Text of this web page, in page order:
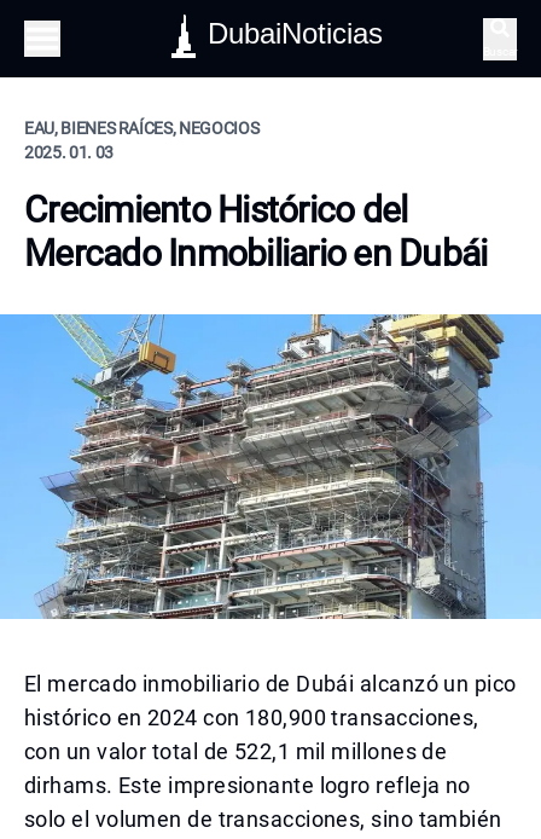
DubaiNoticias
EAU, BIENES RAÍCES, NEGOCIOS
2025. 01. 03
Crecimiento Histórico del
Mercado Inmobiliario en Dubái
El mercado inmobiliario de Dubái alcanzó un pico
histórico en 2024 con 180,900 transacciones,
con un valor total de 522,1 mil millones de
dirhams. Este impresionante logro refleja no
solo el volumen de transacciones, sino también